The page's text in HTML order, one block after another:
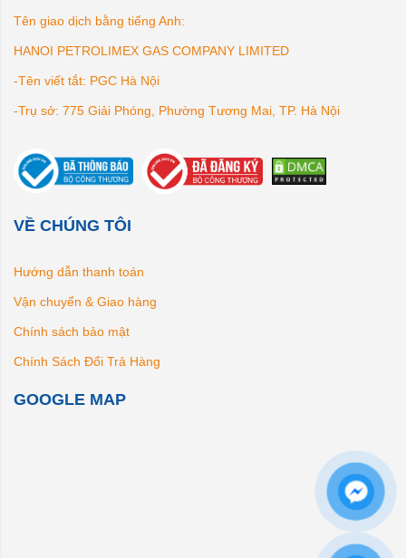
Tên giao dịch bằng tiếng Anh:
HANOI PETROLIMEX GAS COMPANY LIMITED
-Tên viết tắt: PGC Hà Nội
-Trụ sở: 775 Giải Phóng, Phường Tương Mai, TP. Hà Nội
VỀ CHÚNG TÔI
Hướng dẫn thanh toán
Vận chuyển & Giao hàng
Chính sách bảo mật
Chính Sách Đổi Trả Hàng
GOOGLE MAP